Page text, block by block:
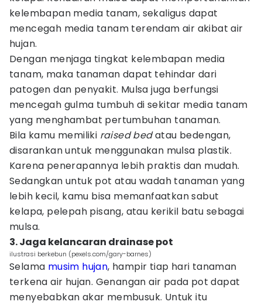
kelembapan media tanam, sekaligus dapat
mencegah media tanam terendam air akibat air
hujan.
Dengan menjaga tingkat kelembapan media
tanam, maka tanaman dapat tehindar dari
patogen dan penyakit. Mulsa juga berfungsi
mencegah gulma tumbuh di sekitar media tanam
yang menghambat pertumbuhan tanaman.
Bila kamu memiliki raised bedatau bedengan,
disarankan untuk menggunakan mulsa plastik.
Karena penerapannya lebih praktis dan mudah.
Sedangkan untuk pot atau wadah tanaman yang
lebih kecil, kamu bisa memanfaatkan sabut
kelapa, pelepah pisang, atau kerikil batu sebagai
mulsa.
3. Jaga kelancaran drainase pot
ilustrasi berkebun (pexels.com/gary-barnes)
Selama musim hujan, hampir tiap hari tanaman
terkena air hujan. Genangan air pada pot dapat
menyebabkan akar membusuk. Untuk itu